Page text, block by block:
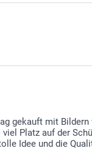
gekauft mit
Platz auf der
Idee und die